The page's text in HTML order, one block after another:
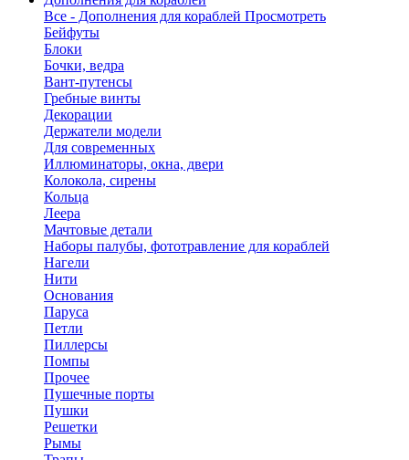
Все - Дополнения для кораблей Просмотреть
Бейфуты
Блоки
Бочки, ведра
Вант-путенсы
Гребные винты
Декорации
Держатели модели
Для современных
Иллюминаторы, окна, двери
Колокола, сирены
Кольца
Леера
Мачтовые детали
Наборы палубы, фототравление для кораблей
Нагели
Нити
Основания
Паруса
Петли
Пиллерсы
Помпы
Прочее
Пушечные порты
Пушки
Решетки
Рымы